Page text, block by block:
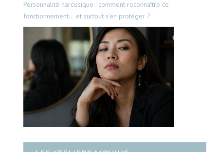
Personnalité narcissique : comment reconnaître ce
fonctionnement… et surtout s’en protéger ?